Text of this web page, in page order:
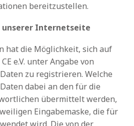
bereitzustellen.
unserer Internetseite
hat die Möglichkeit, sich auf
e.V. unter Angabe von
zu registrieren. Welche
dabei an den für die
übermittelt werden,
Eingabemaske, die für